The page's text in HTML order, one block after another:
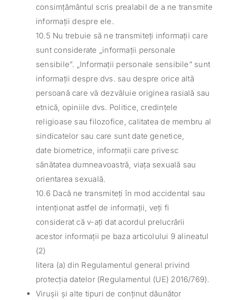
consimțământul scris prealabil de a ne transmite
informații despre ele.
10.5 Nu trebuie să ne transmiteți informații care
sunt considerate „informații personale
sensibile”. „Informații personale sensibile” sunt
informații despre dvs. sau despre orice altă
persoană care vă dezvăluie originea rasială sau
etnică, opiniile dvs. Politice, credințele
religioase sau filozofice, calitatea de membru al
sindicatelor sau care sunt date genetice,
date biometrice, informații care privesc
sănătatea dumneavoastră, viața sexuală sau
orientarea sexuală.
10.6 Dacă ne transmiteți în mod accidental sau
intenționat astfel de informații, veți fi
considerat că v-ați dat acordul prelucrării
acestor informații pe baza articolului 9 alineatul
(2)
litera (a) din Regulamentul general privind
protecția datelor (Regulamentul (UE) 2016/769).
Virușii și alte tipuri de conținut dăunător